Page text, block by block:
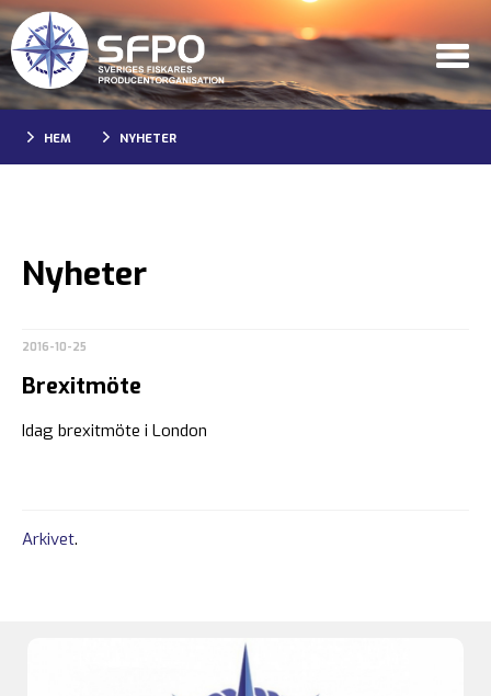
HEM NYHETER
Nyheter
2016-10-25
Brexitmöte
Idag brexitmöte i London
Arkivet.